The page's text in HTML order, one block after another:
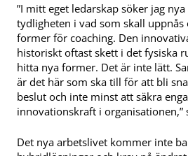
”I mitt eget ledarskap söker jag
tydligheten i vad som skall uppnås
former för coaching. Den
historiskt oftast skett i det fysiska
hitta nya former. Det är inte lätt.
är det här som ska till för att bli
beslut och inte minst att säkra
innovationskraft i organisationen,”
Det nya arbetslivet kommer inte